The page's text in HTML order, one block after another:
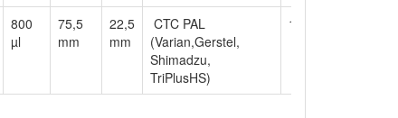
800
µl
75,5
mm
22,5
mm
CTC PAL
(Varian,Gerstel,
Shimadzu,
TriPlusHS)
11